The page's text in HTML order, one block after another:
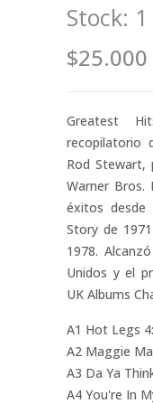
Stock: 1
$25.000
Greatest
recopilatorio
Rod Stewart,
Warner Bros.
éxitos desde
Story de
1978.
Unidos y el
UK Albums
A1 Hot Legs
A2 Maggie
A3 Da Ya
A4 You're In